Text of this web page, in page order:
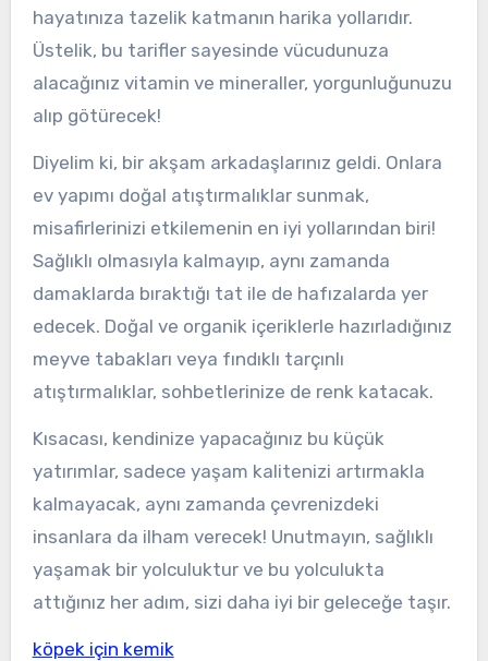
hayatınıza tazelik katmanın harika yollarıdır.
Üstelik, bu tarifler sayesinde vücudunuza
alacağınız vitamin ve mineraller, yorgunluğunuzu
alıp götürecek!
Diyelim ki, bir akşam arkadaşlarınız geldi. Onlara
ev yapımı doğal atıştırmalıklar sunmak,
misafirlerinizi etkilemenin en iyi yollarından biri!
Sağlıklı olmasıyla kalmayıp, aynı zamanda
damaklarda bıraktığı tat ile de hafızalarda yer
edecek. Doğal ve organik içeriklerle hazırladığınız
meyve tabakları veya fındıklı tarçınlı
atıştırmalıklar, sohbetlerinize de renk katacak.
Kısacası, kendinize yapacağınız bu küçük
yatırımlar, sadece yaşam kalitenizi artırmakla
kalmayacak, aynı zamanda çevrenizdeki
insanlara da ilham verecek! Unutmayın, sağlıklı
yaşamak bir yolculuktur ve bu yolculukta
attığınız her adım, sizi daha iyi bir geleceğe taşır.
köpek için kemik